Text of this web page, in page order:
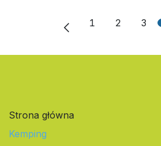
1 2 3
Strona główna
Kemping